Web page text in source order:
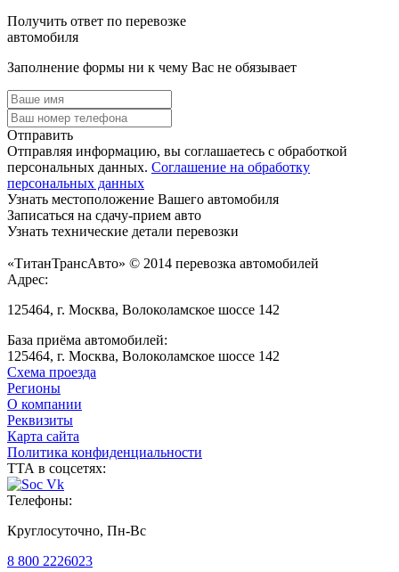
Получить ответ по перевозке
автомобиля
Заполнение формы ни к чему Вас не обязывает
Отправить
Отправляя информацию, вы соглашаетесь с обработкой
персональных данных. Соглашение на обработку
персональных данных
Узнать местоположение Вашего автомобиля
Записаться на сдачу-прием авто
Узнать технические детали перевозки
«ТитанТрансАвто» © 2014 перевозка автомобилей
Адрес:
125464, г. Москва, Волоколамское шоссе 142
База приёма автомобилей:
125464, г. Москва, Волоколамское шоссе 142
Схема проезда
Регионы
О компании
Реквизиты
Карта сайта
Политика конфиденциальности
ТТА в соцсетях:
Телефоны:
Круглосуточно, Пн-Вс
8 800 2226023